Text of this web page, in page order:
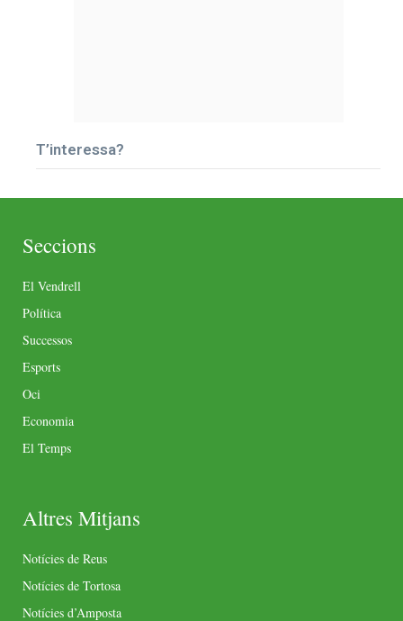
T’interessa?
Seccions
El Vendrell
Política
Successos
Esports
Oci
Economia
El Temps
Altres Mitjans
Notícies de Reus
Notícies de Tortosa
Notícies d’Amposta